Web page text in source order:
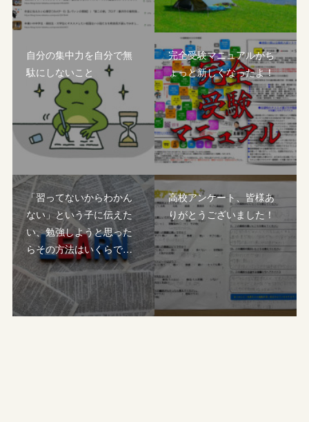
自分の集中力を自分で無
駄にしないこと
完全受験マニュアルがち
ょっと新しくなったよ！
「習ってないからわかん
ない」という子に伝えた
い、勉強しようと思った
らその方法はいくらで…
高校アンケート、皆様あ
りがとうございました！